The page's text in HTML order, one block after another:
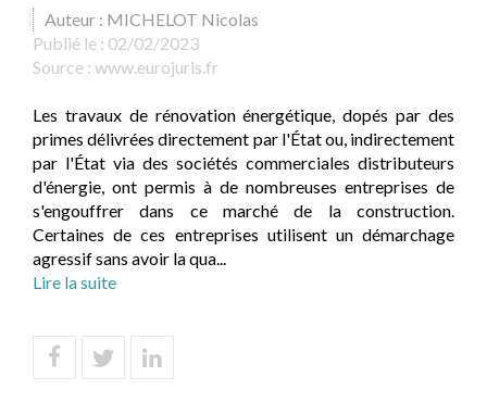
Auteur : MICHELOT Nicolas
Publié le : 02/02/2023
Source : www.eurojuris.fr
Les travaux de rénovation énergétique, dopés par des
primes délivrées directement par l'État ou, indirectement
par l'État via des sociétés commerciales distributeurs
d'énergie, ont permis à de nombreuses entreprises de
s'engouffrer dans ce marché de la construction.
Certaines de ces entreprises utilisent un démarchage
agressif sans avoir la qua...
Lire la suite